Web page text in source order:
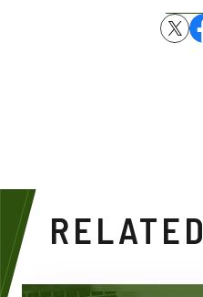
RELATED